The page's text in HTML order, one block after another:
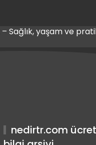
– Sağlık, yaşam ve
nedirtr.com